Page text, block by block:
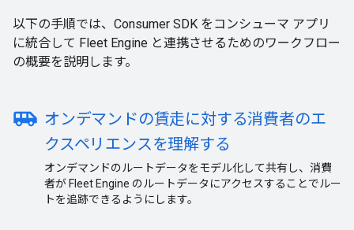
以下の手順では、Consumer SDK をコンシューマ アプリ
に統合して Fleet Engine と連携させるためのワークフロー
の概要を説明します。
airport_shuttle オンデマンドの賃走に対する消費者のエ
クスペリエンスを理解する
オンデマンドのルートデータをモデル化して共有し、消費
者が Fleet Engine のルートデータにアクセスすることでルー
トを追跡できるようにします。